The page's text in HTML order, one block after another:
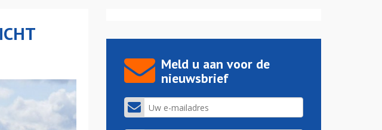
Meld u aan voor de
nieuwsbrief